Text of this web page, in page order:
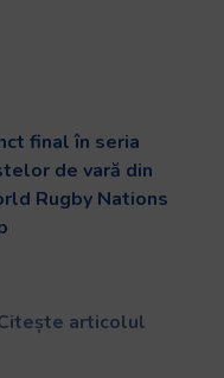
final în seria
de vară din
Rugby Nations
articolul